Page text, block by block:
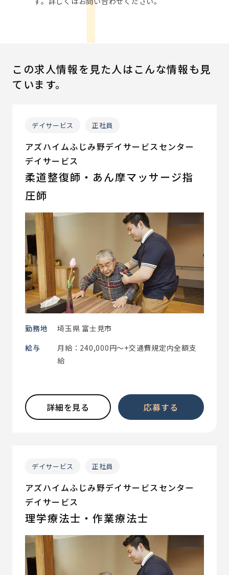
この求人情報を見た人はこんな情報も見
ています。
デイサービス 正社員
アズハイムふじみ野デイサービスセンター
デイサービス
柔道整復師・あん摩マッサージ指
圧師
勤務地
埼玉県 富士見市
給与
月給：240,000円～+交通費規定内全額支
給
詳細を見る 応募する
デイサービス 正社員
アズハイムふじみ野デイサービスセンター
デイサービス
理学療法士・作業療法士